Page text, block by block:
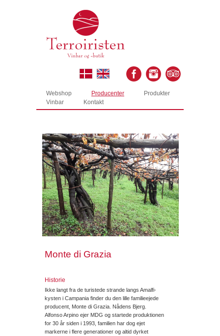
Webshop Producenter
Produkter
Vinbar
Kontakt
Monte di Grazia
Historie
Ikke langt fra de turistede strande langs Amalfi-
kysten i Campania finder du den lille familieejede
producent, Monte di Grazia. Nådens Bjerg.
Alfonso Arpino ejer MDG og startede produktionen
for 30 år siden i 1993, familien har dog ejet
markerne i flere generationer og altid dyrket